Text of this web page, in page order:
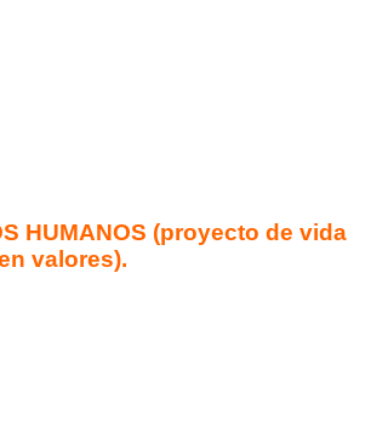
HUMANOS (proyecto de vida
valores).